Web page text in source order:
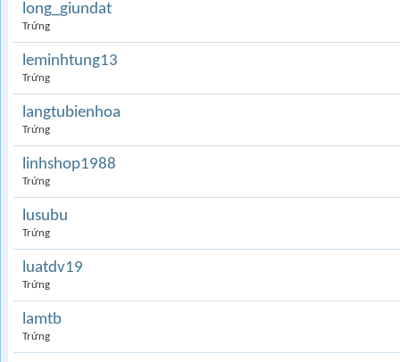
long_giundat
Trứng
leminhtung13
Trứng
langtubienhoa
Trứng
linhshop1988
Trứng
lusubu
Trứng
luatdv19
Trứng
lamtb
Trứng